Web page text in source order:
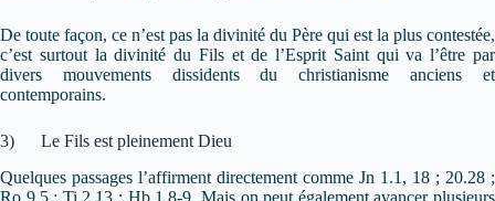
De toute façon, ce n’est pas la divinité du Père qui est la plus contestée,
c’est surtout la divinité du Fils et de l’Esprit Saint qui va l’être par
divers mouvements dissidents du christianisme anciens et
contemporains.
3) Le Fils est pleinement Dieu
Quelques passages l’affirment directement comme Jn 1.1, 18 ; 20.28 ;